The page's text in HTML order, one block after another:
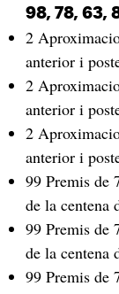
98, 78, 63,
2
anterior i
2
anterior i
2
anterior i
99 Premis de
de la centena
99 Premis de
de la centena
99 Premis de